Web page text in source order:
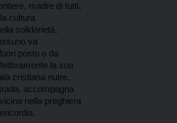
madre di tutti,
cultura
solidarietà,
va
posto o da
la sua
cristiana nutre,
accompagna
nella preghiera